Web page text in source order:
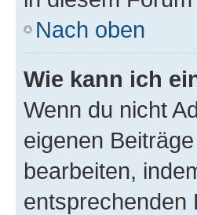
Nach oben
Wie kann ich
Wenn du nicht
eigenen
bearbeiten,
entsprechenden